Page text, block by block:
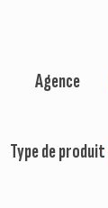
Agence
Type de produit